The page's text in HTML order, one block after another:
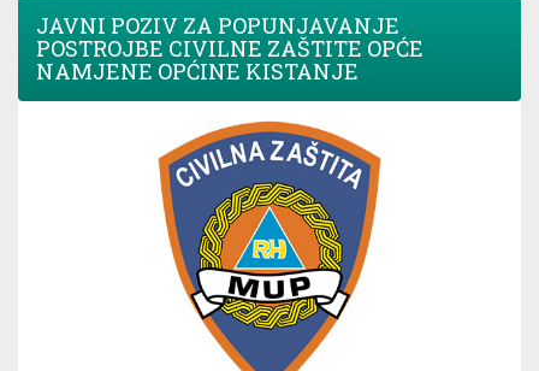
JAVNI POZIV ZA POPUNJAVANJE
POSTROJBE CIVILNE ZAŠTITE OPĆE
NAMJENE OPĆINE KISTANJE